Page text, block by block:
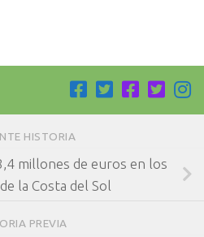
HISTORIA
millones de euros en los
la Costa del Sol
PREVIA